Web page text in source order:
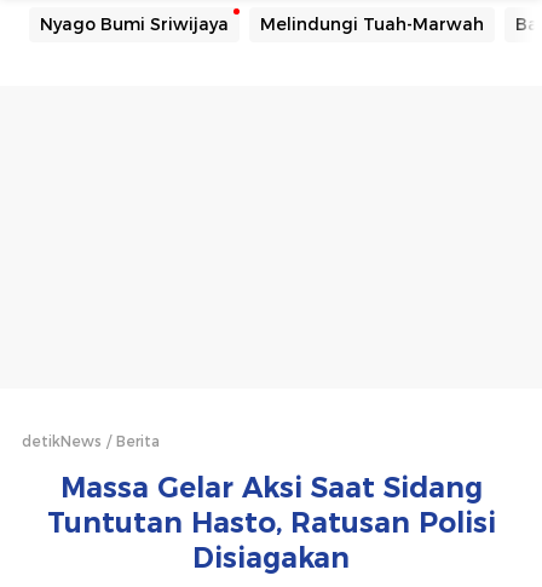
Nyago Bumi Sriwijaya Melindungi Tuah-Marwah
detikNews Berita
Massa Gelar Aksi Saat Sidang
Tuntutan Hasto, Ratusan Polisi
Disiagakan